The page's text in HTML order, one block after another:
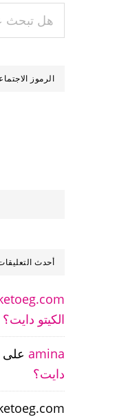
تبحث
شئ؟
الرموز
أحدث
الكيتو دايت؟
amina على
دايت؟